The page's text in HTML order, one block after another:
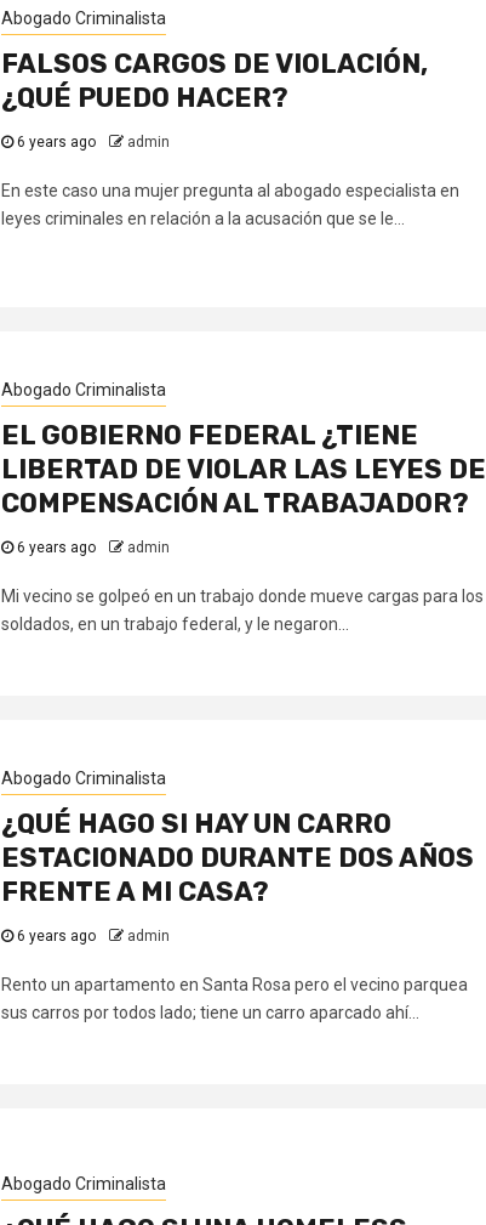
Abogado Criminalista
FALSOS CARGOS DE VIOLACIÓN,
¿QUÉ PUEDO HACER?
6 years ago admin
En este caso una mujer pregunta al abogado especialista en
leyes criminales en relación a la acusación que se le...
Abogado Criminalista
EL GOBIERNO FEDERAL ¿TIENE
LIBERTAD DE VIOLAR LAS LEYES DE
COMPENSACIÓN AL TRABAJADOR?
6 years ago admin
Mi vecino se golpeó en un trabajo donde mueve cargas para los
soldados, en un trabajo federal, y le negaron...
Abogado Criminalista
¿QUÉ HAGO SI HAY UN CARRO
ESTACIONADO DURANTE DOS AÑOS
FRENTE A MI CASA?
6 years ago admin
Rento un apartamento en Santa Rosa pero el vecino parquea
sus carros por todos lado; tiene un carro aparcado ahí...
Abogado Criminalista